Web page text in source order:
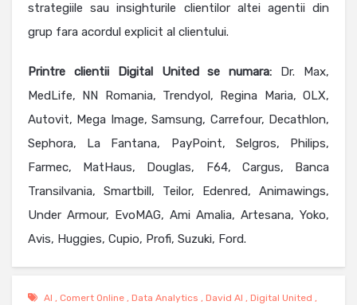
strategiile sau insighturile clientilor altei agentii din
grup fara acordul explicit al clientului.
Printre clientii Digital United se numara: Dr. Max,
MedLife, NN Romania, Trendyol, Regina Maria, OLX,
Autovit, Mega Image, Samsung, Carrefour, Decathlon,
Sephora, La Fantana, PayPoint, Selgros, Philips,
Farmec, MatHaus, Douglas, F64, Cargus, Banca
Transilvania, Smartbill, Teilor, Edenred, Animawings,
Under Armour, EvoMAG, Ami Amalia, Artesana, Yoko,
Avis, Huggies, Cupio, Profi, Suzuki, Ford.
AI , Comert Online , Data Analytics , David AI , Digital United ,